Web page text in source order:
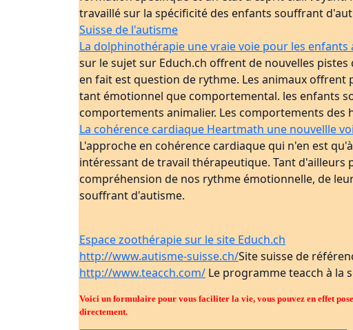
travaillé sur la spécificité des enfants souffrant
Suisse de l'autisme
La dolphinothérapie une vraie voie pour les enfants
sur le sujet sur Educh.ch offrent de nouvelles
en fait est question de rythme. Les animaux
tant émotionnel que comportemental. les enfants
comportements animalier. Les comportements
La cohérence cardiaque Heartmath une nouvellle
L'approche en cohérence cardiaque qui n'en est
intéressant de travail thérapeutique. Tant
compréhension de nos rythme émotionnelle, de
souffrant d'autisme.
Espace zoothérapie sur le site Educh.ch
http://www.autisme-suisse.ch/Site suisse de
http://www.teacch.com/ Le programme teacch à la
Voici un formulaire pour vous faciliter la vie, vous pouvez en effet
directement.